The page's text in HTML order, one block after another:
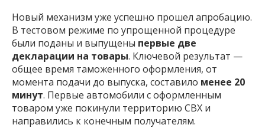
Новый механизм уже успешно прошел апробацию.
В тестовом режиме по упрощенной процедуре
были поданы и выпущены первые две
декларации на товары. Ключевой результат —
общее время таможенного оформления, от
момента подачи до выпуска, составило менее 20
минут. Первые автомобили с оформленным
товаром уже покинули территорию СВХ и
направились к конечным получателям.